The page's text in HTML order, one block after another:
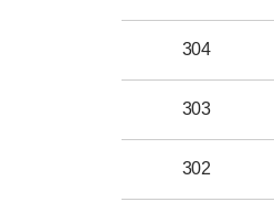
304
303
302